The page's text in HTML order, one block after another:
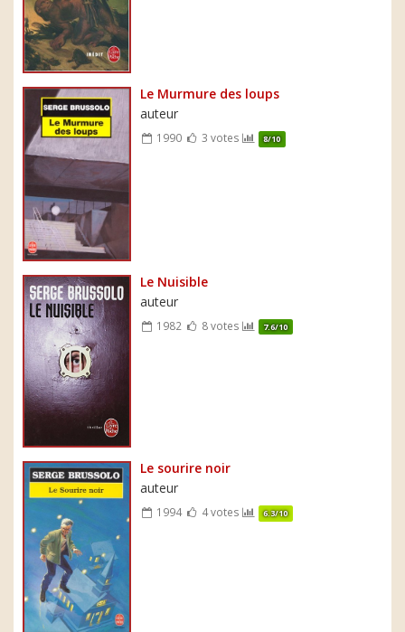
Le Murmure des loups
auteur
1990 3 votes 8/10
Le Nuisible
auteur
1982 8 votes 7.6/10
Le sourire noir
auteur
1994 4 votes 6.3/10